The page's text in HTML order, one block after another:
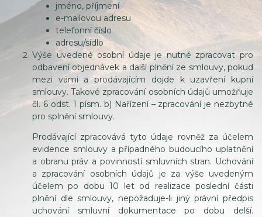
jméno, příjmení
e-mailovou adresu
telefonní číslo
adresu/sídlo
Výše uvedené osobní údaje je nutné zpracovat pro
odbavení objednávek a další plnění ze smlouvy, pokud
mezi vámi a prodávajícím dojde k uzavření kupní
smlouvy. Takové zpracování osobních údajů umožňuje
čl. 6 odst. 1 písm. b) Nařízení – zpracování je nezbytné
pro splnění smlouvy.
Prodávající zpracovává tyto údaje rovněž za účelem
evidence smlouvy a případného budoucího uplatnění
a obranu práv a povinností smluvních stran. Uchování
a zpracování osobních údajů je za výše uvedeným
účelem po dobu 10 let od realizace poslední části
plnění dle smlouvy, nepožaduje-li jiný právní předpis
uchování smluvní dokumentace po dobu delší.